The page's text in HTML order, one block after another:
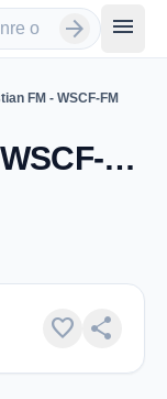
arrow_forward menu
FM - WSCF-FM
Christian FM - WSCF-FM - FM 91.9 - Vero Beach, FL
favorite share